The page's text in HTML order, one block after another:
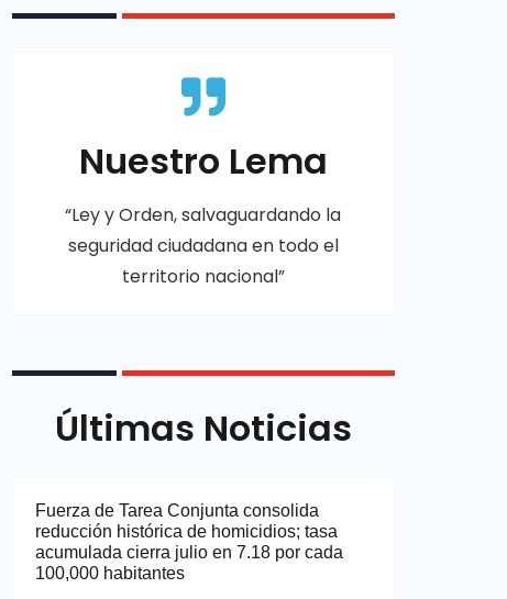
Nuestro Lema
“Ley y Orden, salvaguardando la
seguridad ciudadana en todo el
territorio nacional”
Últimas Noticias
Fuerza de Tarea Conjunta consolida
reducción histórica de homicidios; tasa
acumulada cierra julio en 7.18 por cada
100,000 habitantes